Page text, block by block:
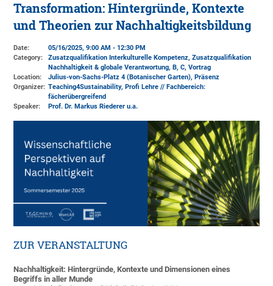
Transformation: Hintergründe, Kontexte
und Theorien zur Nachhaltigkeitsbildung
Date:
05/16/2025, 9:00 AM - 12:30 PM
Category:
Zusatzqualifikation Interkulturelle Kompetenz, Zusatzqualifikation
Nachhaltigkeit & globale Verantwortung, B, C, Vortrag
Location:
Julius-von-Sachs-Platz 4 (Botanischer Garten), Präsenz
Organizer: Teaching4Sustainability, Profi Lehre // Fachbereich:
fächerübergreifend
Speaker:
Prof. Dr. Markus Riederer u.a.
ZUR VERANSTALTUNG
Nachhaltigkeit: Hintergründe, Kontexte und Dimensionen eines
Begriffs in aller Munde